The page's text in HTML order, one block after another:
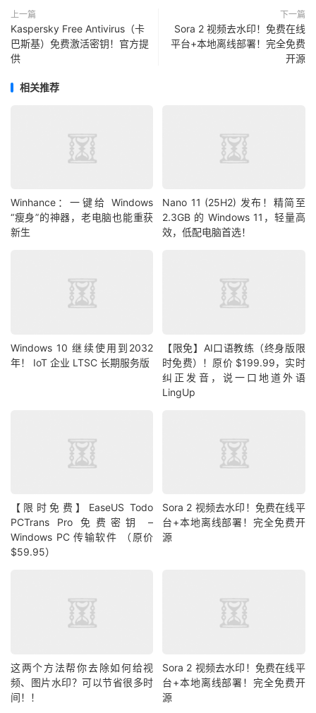
上一篇
Kaspersky Free Antivirus（卡
巴斯基）免费激活密钥！官方提
供
下一篇
Sora 2 视频去水印！免费在线
平台+本地离线部署！完全免费
开源
相关推荐
Winhance：一键给 Windows
“瘦身”的神器，老电脑也能重获
新生
Nano 11 (25H2) 发布！精简至
2.3GB 的 Windows 11，轻量高
效，低配电脑首选！
Windows 10 继续使用到2032
年！ IoT 企业 LTSC 长期服务版
【限免】AI口语教练（终身版限
时免费）！原价 $199.99，实时
纠正发音，说一口地道外语
LingUp
【限时免费】EaseUS Todo
PCTrans Pro 免费密钥 –
Windows PC 传输软件 （原价
$59.95）
Sora 2 视频去水印！免费在线平
台+本地离线部署！完全免费开
源
这两个方法帮你去除如何给视
频、图片水印？可以节省很多时
间！！
Sora 2 视频去水印！免费在线平
台+本地离线部署！完全免费开
源